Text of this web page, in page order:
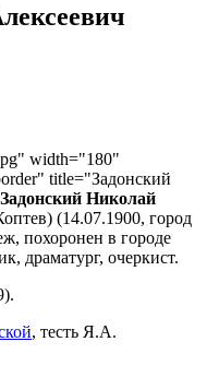
width="180"
title="Задонский
Задонский Николай
(14.07.1900, город
похоронен в городе
драматург, очеркист.
, тесть Я.А.